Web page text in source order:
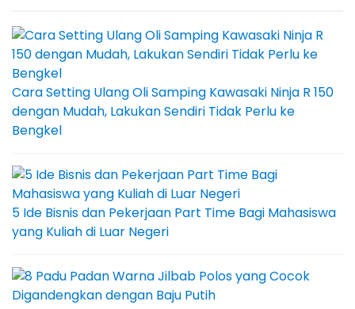
Cara Setting Ulang Oli Samping Kawasaki Ninja R 150
dengan Mudah, Lakukan Sendiri Tidak Perlu ke
Bengkel
5 Ide Bisnis dan Pekerjaan Part Time Bagi Mahasiswa
yang Kuliah di Luar Negeri